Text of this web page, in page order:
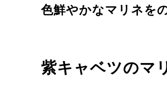
色鮮やかなマリネを
紫キャベツのマ